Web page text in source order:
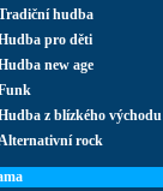
hudba
pro děti
new age
z blízkého východu
rock